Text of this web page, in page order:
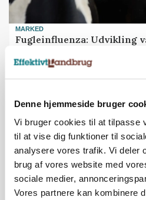
Denne hjemmeside bruger
Vi bruger cookies til at tilpasse
til at vise dig funktioner til
analysere vores trafik. Vi deler
brug af vores website med
sociale medier,
Vores partnere kan kombinere
MARKED
Fugleinfluenza: Udvikling